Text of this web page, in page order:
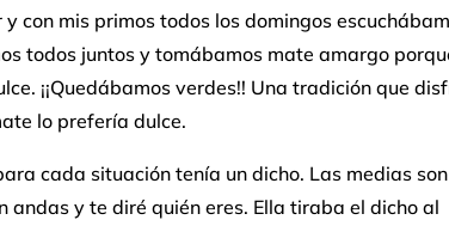
y con mis primos todos los domingos
todos juntos y tomábamos mate amargo
¡¡Quedábamos verdes!! Una tradición que
lo prefería dulce.
cada situación tenía un dicho. Las medias
andas y te diré quién eres. Ella tiraba el dicho al